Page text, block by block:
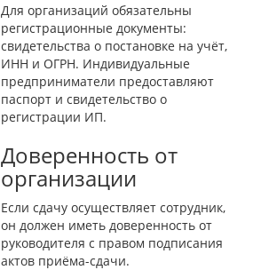
Для организаций обязательны
регистрационные документы:
свидетельства о постановке на учёт,
ИНН и ОГРН. Индивидуальные
предприниматели предоставляют
паспорт и свидетельство о
регистрации ИП.
Доверенность от
организации
Если сдачу осуществляет сотрудник,
он должен иметь доверенность от
руководителя с правом подписания
актов приёма-сдачи.